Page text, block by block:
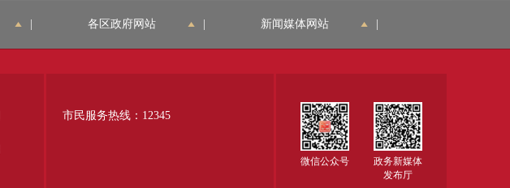
各区政府网站 新闻媒体网站
市民服务热线：12345
微信公众号
政务新媒体
发布厅